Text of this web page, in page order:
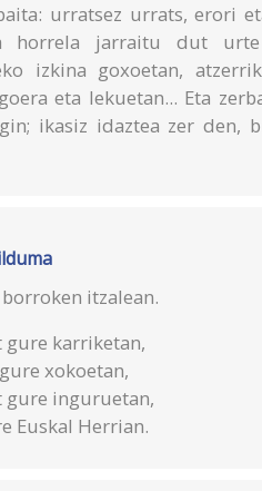
urratsez urrats, erori
horrela jarraitu dut
izkina goxoetan,
eta lekuetan... Eta
ikasiz idaztea zer den,
itzalean.
gure karriketan,
xokoetan,
inguruetan,
Euskal Herrian.